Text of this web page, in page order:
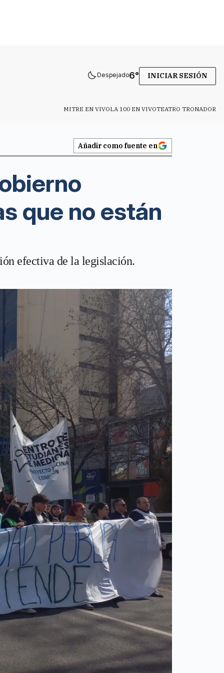
Despejado6° INICIAR SESIÓN
MITRE EN VIVOLA 100 EN VIVOTEATRO TRONADOR
Añadir como fuente en
que no están
efectiva de la legislación.